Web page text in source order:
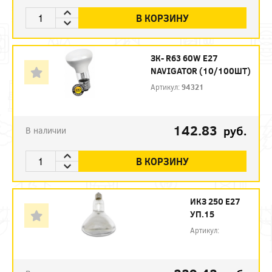
В КОРЗИНУ
ЗК- R63 60W E27
NAVIGATOR (10/100ШТ)
Артикул:94321
В наличии 142.83 руб.
В КОРЗИНУ
ИКЗ 250 Е27
УП.15
Артикул: